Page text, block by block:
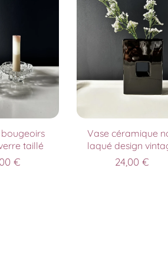
taillé
€
Vase céramique
laqué design
24,00 €